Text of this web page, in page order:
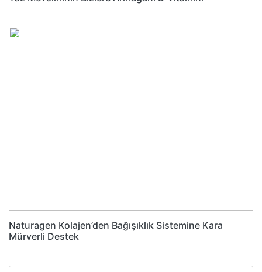
Naturagen Kolajen’den Bağışıklık Sistemine Kara
Mürverli Destek